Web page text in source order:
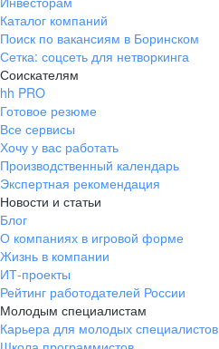
ул. Янковского, д. 169, 7 этаж,
706 каб.
+7 861 205-55-57
pr@krd.hh.ru
Владивосток
пер. Ланинский д. 4, офис 3.4
+7 423 202-33-28
pr@dv.hh.ru
Новосибирск
ул. Большевистская, д. 35,
помещение 21
+7 383 207-94-64
pr@nsk.hh.ru
Каталог компаний
Поиск по вакансиям в Боринском
Сетка: соцсеть для нетворкинга
Соискателям
hh PRO
Готовое резюме
Все сервисы
Хочу у вас работать
Производственный календарь
Экспертная рекомендация
Новости и статьи
Блог
О компаниях в игровой форме
Жизнь в компании
ИТ-проекты
Рейтинг работодателей России
Молодым специалистам
Карьера для молодых специалистов